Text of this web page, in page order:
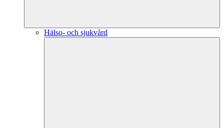
Hälso- och sjukvård